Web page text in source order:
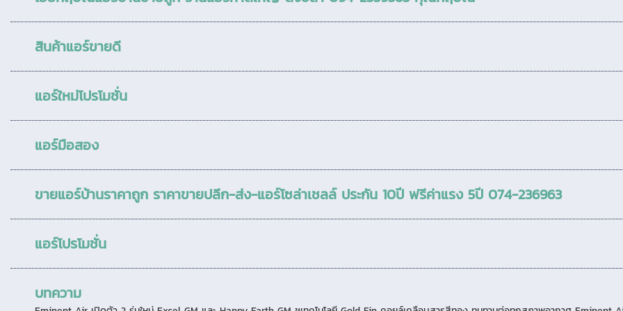
สินค้าแอร์ขายดี
แอร์ใหม่โปรโมชั่น
แอร์มือสอง
ขายแอร์บ้านราคาถูก ราคาขายปลีก-ส่ง-แอร์โซล่าเชลล์ ประกัน 10ปี ฟรีค่าแรง 5ปี 074-236963
แอร์โปรโมชั่น
บทความ